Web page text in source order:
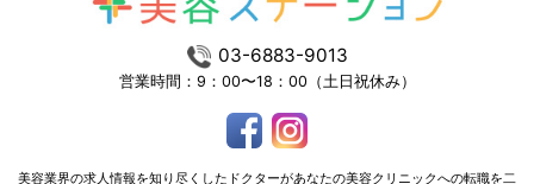
03-6883-9013
営業時間：9：00〜18：00（土日祝休み）
美容業界の求人情報を知り尽くしたドクターがあなたの美容クリニックへの転職を二